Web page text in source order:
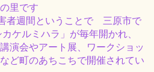
里です
者週間ということで 三原市で
ケルミハラ」が毎年開かれ、
演会やアート展、ワークショッ
ど町のあちこちで開催されてい